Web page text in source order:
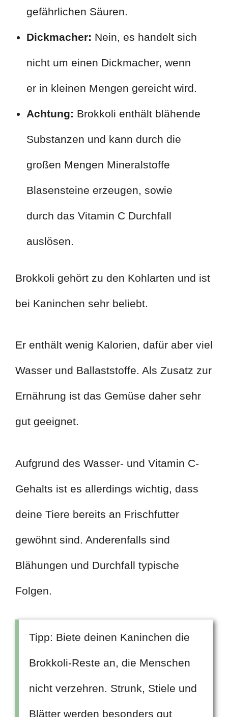
gefährlichen Säuren.
Dickmacher: Nein, es handelt sich
nicht um einen Dickmacher, wenn
er in kleinen Mengen gereicht wird.
Achtung: Brokkoli enthält blähende
Substanzen und kann durch die
großen Mengen Mineralstoffe
Blasensteine erzeugen, sowie
durch das Vitamin C Durchfall
auslösen.
Brokkoli gehört zu den Kohlarten und ist
bei Kaninchen sehr beliebt.
Er enthält wenig Kalorien, dafür aber viel
Wasser und Ballaststoffe. Als Zusatz zur
Ernährung ist das Gemüse daher sehr
gut geeignet.
Aufgrund des Wasser- und Vitamin C-
Gehalts ist es allerdings wichtig, dass
deine Tiere bereits an Frischfutter
gewöhnt sind. Anderenfalls sind
Blähungen und Durchfall typische
Folgen.
Tipp: Biete deinen Kaninchen die
Brokkoli-Reste an, die Menschen
nicht verzehren. Strunk, Stiele und
Blätter werden besonders gut